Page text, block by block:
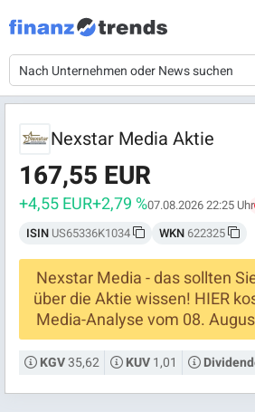
Nexstar Media Aktie
167,55 EUR
+4,55 EUR+2,79 %07.08.2026 22:25 Uhr
ISIN US65336K1034 WKN 622325
Nexstar Media - das sollten
über die Aktie wissen! HIER
Media-Analyse vom 08.
KGV35,62 KUV1,01